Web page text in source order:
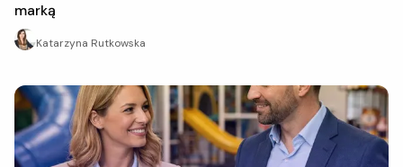
marką
Katarzyna Rutkowska